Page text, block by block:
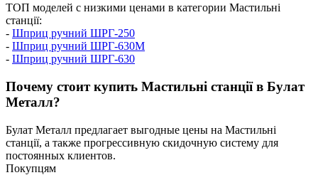
ТОП моделей с низкими ценами в категории Мастильні
станції:
- Шприц ручний ШРГ-250
- Шприц ручний ШРГ-630М
- Шприц ручний ШРГ-630
Почему стоит купить Мастильні станції в Булат
Металл?
Булат Металл предлагает выгодные цены на Мастильні
станції, а также прогрессивную скидочную систему для
постоянных клиентов.
Покупцям